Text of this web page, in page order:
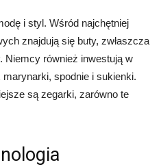
i styl. Wśród najchętniej
znajdują się buty, zwłaszcza
Niemcy również inwestują w
spodnie i sukienki.
są zegarki, zarówno te